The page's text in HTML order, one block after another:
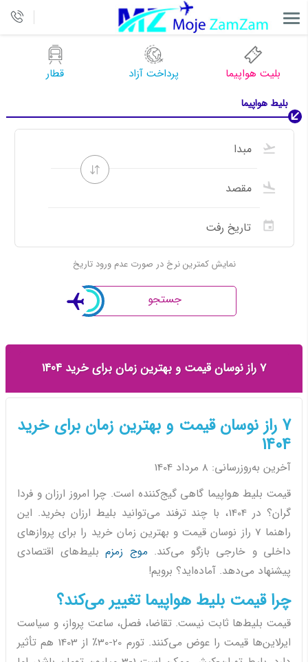
بلیت هواپیما پرداخت آزاد قطار
بلیط هواپیما
نمایش کمترین نرخ در صورت عدم ورود تاریخ
جستجو
7 راز نوسان قیمت و بهترین زمان برای خرید 1404
7 راز نوسان قیمت و بهترین زمان برای خرید
1404
آخرین به‌روزرسانی: 8 مرداد 1404
قیمت بلیط هواپیما گاهی گیج‌کننده است. چرا امروز ارزان و فردا
گران؟ در 1404، با چند ترفند می‌توانید بلیط ارزان بخرید. این
راهنما 7 راز نوسان قیمت و بهترین زمان خرید را برای پروازهای
داخلی و خارجی بازگو می‌کند. موج زمزم بلیط‌های اقتصادی
پیشنهاد می‌دهد. آماده‌اید؟ برویم!
چرا قیمت بلیط هواپیما تغییر می‌کند؟
قیمت بلیط‌ها ثابت نیست. تقاضا، فصل، ساعت پرواز، و سیاست
ایرلاین‌ها قیمت را عوض می‌کنند. تورم 20-30٪ از 1403 هم تأثیر